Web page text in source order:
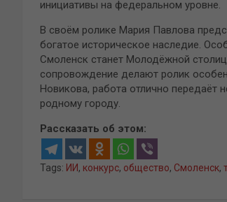
инициативы на федеральном уровне.
В своём ролике Мария Павлова
богатое историческое наследие.
Смоленск станет Молодёжной
сопровождение делают ролик
Новикова, работа отлично
родному городу.
Рассказать об этом:
Tags: ИИ, конкурс, общество, Смоленск,